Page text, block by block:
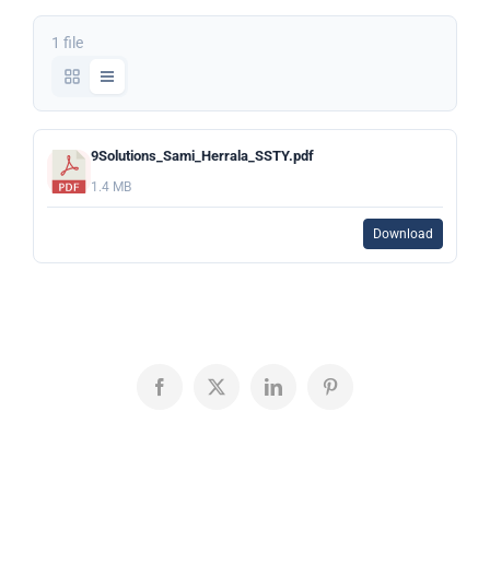
1 file
9Solutions_Sami_Herrala_SSTY.pdf
1.4 MB
Download
Facebook
X LinkedInPinterest